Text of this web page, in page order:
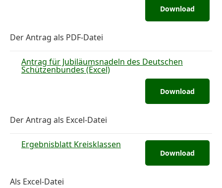
Download
Der Antrag als PDF-Datei
Antrag für Jubiläumsnadeln des Deutschen
Schützenbundes (Excel)
Download
Der Antrag als Excel-Datei
Ergebnisblatt Kreisklassen
Download
Als Excel-Datei